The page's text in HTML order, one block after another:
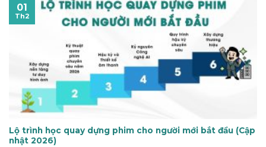
Lộ trình học quay dựng phim cho người mới bắt đầu (Cập
nhật 2026)
01
Th2